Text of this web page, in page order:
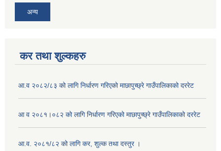
अन्य
कर तथा शुल्कहरु
आ.व २०८२/८३ को लागि निर्धारण गरिएको माछापुच्छ्रे गाउँपालिकाको दररेट
आ व २०८१।०८२ को लागि निर्धारण गरिएको माछापुच्छ्रे गाउँपालिकाको दररेट
आ.व. २०८१/८२ को लागि कर, शुल्क तथा दस्तुर ।